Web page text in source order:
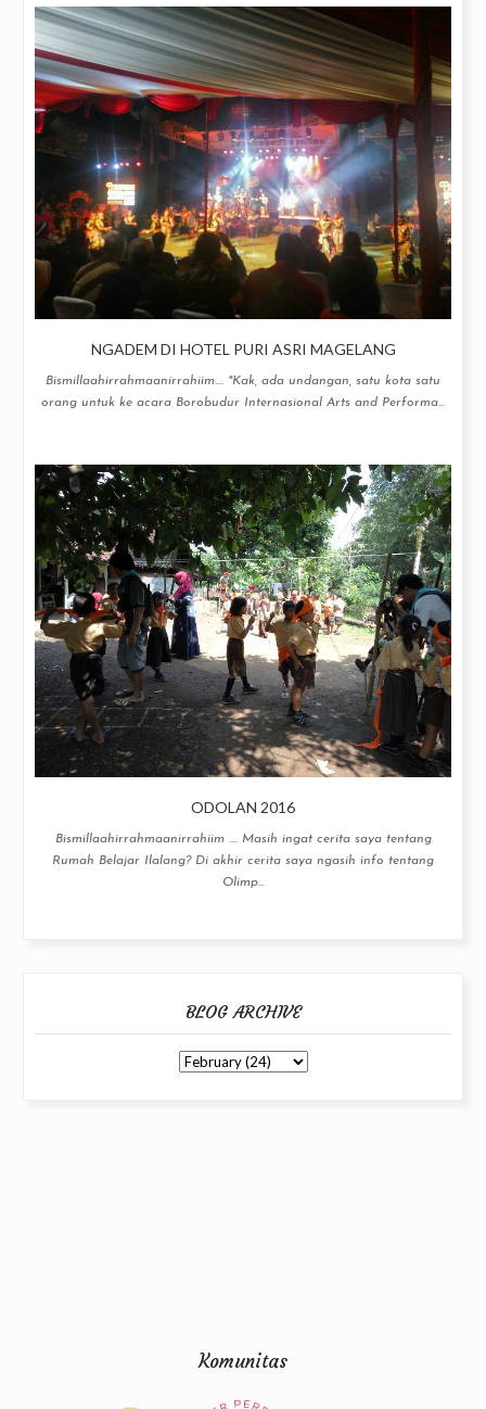
NGADEM DI HOTEL PURI ASRI MAGELANG
Bismillaahirrahmaanirrahiim.... "Kak, ada undangan, satu kota satu
orang untuk ke acara Borobudur Internasional Arts and Performa...
ODOLAN 2016
Bismillaahirrahmaanirrahiim .... Masih ingat cerita saya tentang
Rumah Belajar Ilalang? Di akhir cerita saya ngasih info tentang
Olimp...
BLOG ARCHIVE
Komunitas